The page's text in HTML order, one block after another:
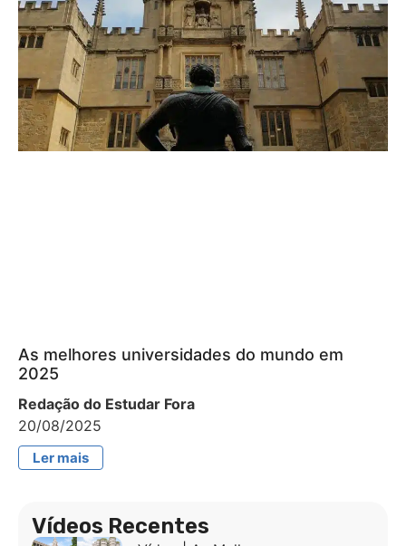
As melhores universidades do mundo em
2025
Redação do Estudar Fora
20/08/2025
Ler mais
Vídeos Recentes